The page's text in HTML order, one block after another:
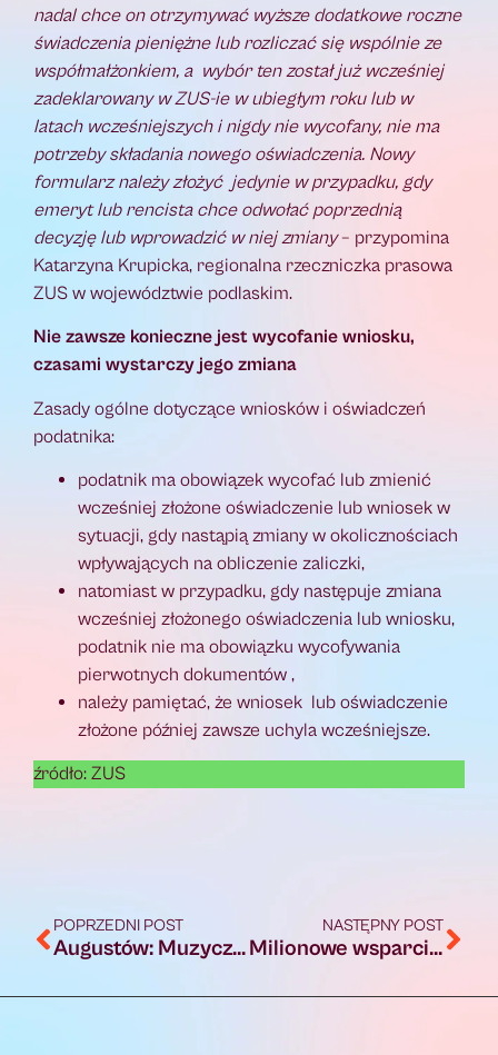
nadal chce on otrzymywać wyższe dodatkowe roczne
świadczenia pieniężne lub rozliczać się wspólnie ze
współmałżonkiem, a wybór ten został już wcześniej
zadeklarowany w ZUS-ie w ubiegłym roku lub w
latach wcześniejszych i nigdy nie wycofany, nie ma
potrzeby składania nowego oświadczenia. Nowy
formularz należy złożyć jedynie w przypadku, gdy
emeryt lub rencista chce odwołać poprzednią
decyzję lub wprowadzić w niej zmiany– przypomina
Katarzyna Krupicka, regionalna rzeczniczka prasowa
ZUS w województwie podlaskim.
Nie zawsze konieczne jest wycofanie wniosku,
czasami wystarczy jego zmiana
Zasady ogólne dotyczące wniosków i oświadczeń
podatnika:
podatnik ma obowiązek wycofać lub zmienić
wcześniej złożone oświadczenie lub wniosek w
sytuacji, gdy nastąpią zmiany w okolicznościach
wpływających na obliczenie zaliczki,
natomiast w przypadku, gdy następuje zmiana
wcześniej złożonego oświadczenia lub wniosku,
podatnik nie ma obowiązku wycofywania
pierwotnych dokumentów ,
należy pamiętać, że wniosek lub oświadczenie
złożone później zawsze uchyla wcześniejsze.
źródło: ZUS
POPRZEDNI POST
Augustów: Muzyczne spotkanie – Koncert Absolwentów PSM w Augustowie
NASTĘPNY POST
Milionowe wsparcie dla Szpitala w Augustowie!